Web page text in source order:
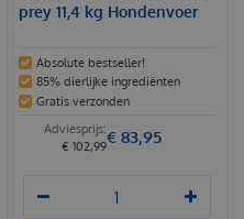
prey 11,4 kg Hondenvoer
Absolute bestseller!
85% dierlijke ingrediënten
Gratis verzonden
€ 102,99€ 83,95